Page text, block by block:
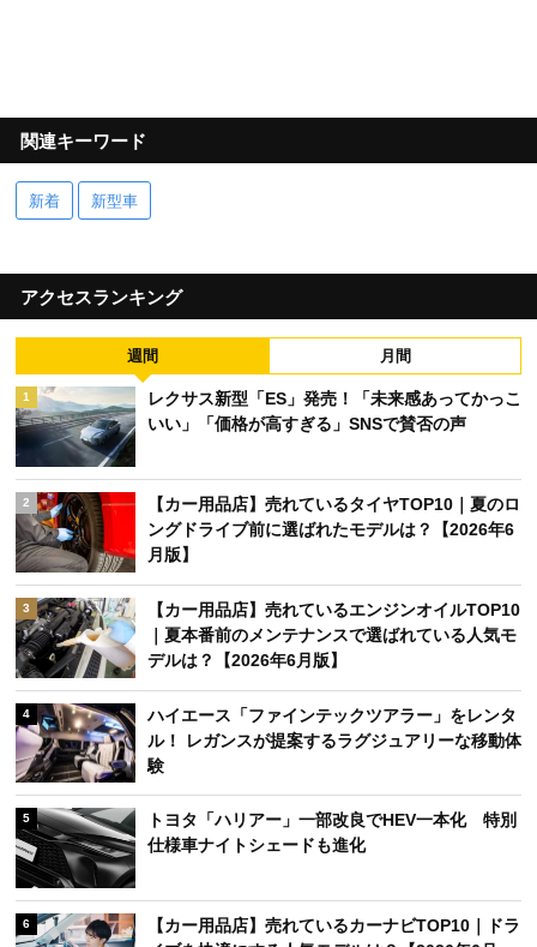
関連キーワード
新着 新型車
アクセスランキング
週間 月間
1
レクサス新型「ES」発売！「未来感あってかっこ
いい」「価格が高すぎる」SNSで賛否の声
2
【カー用品店】売れているタイヤTOP10｜夏のロ
ングドライブ前に選ばれたモデルは？【2026年6
月版】
3
【カー用品店】売れているエンジンオイルTOP10
｜夏本番前のメンテナンスで選ばれている人気モ
デルは？【2026年6月版】
4
ハイエース「ファインテックツアラー」をレンタ
ル！ レガンスが提案するラグジュアリーな移動体
験
5
トヨタ「ハリアー」一部改良でHEV一本化 特別
仕様車ナイトシェードも進化
6
【カー用品店】売れているカーナビTOP10｜ドラ